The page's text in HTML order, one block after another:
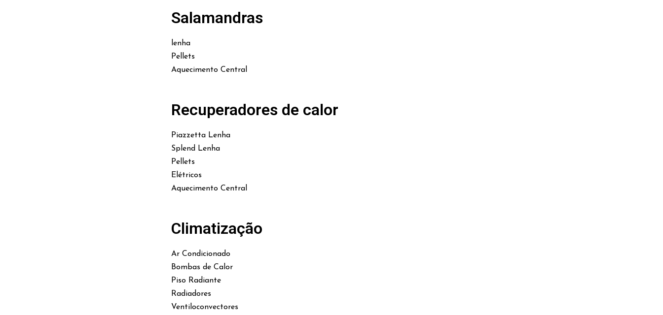
Salamandras
lenha
Pellets
Aquecimento Central
Recuperadores de calor
Piazzetta Lenha
Splend Lenha
Pellets
Elétricos
Aquecimento Central
Climatização
Ar Condicionado
Bombas de Calor
Piso Radiante
Radiadores
Ventiloconvectores